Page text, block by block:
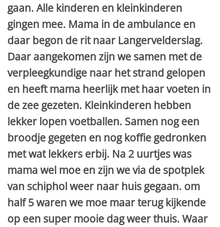
gaan. Alle kinderen en kleinkinderen
gingen mee. Mama in de ambulance en
daar begon de rit naar Langervelderslag.
Daar aangekomen zijn we samen met de
verpleegkundige naar het strand gelopen
en heeft mama heerlijk met haar voeten in
de zee gezeten. Kleinkinderen hebben
lekker lopen voetballen. Samen nog een
broodje gegeten en nog koffie gedronken
met wat lekkers erbij. Na 2 uurtjes was
mama wel moe en zijn we via de spotplek
van schiphol weer naar huis gegaan. om
half 5 waren we moe maar terug kijkende
op een super mooie dag weer thuis. Waar